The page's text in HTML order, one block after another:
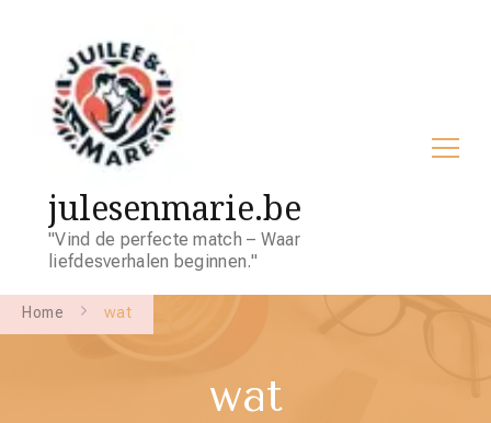
julesenmarie.be
"Vind de perfecte match – Waar
liefdesverhalen beginnen."
Home wat
wat